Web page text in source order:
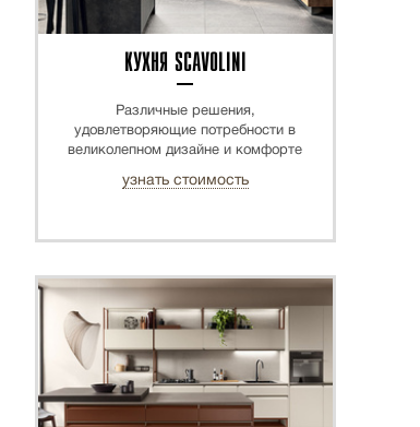
КУХНЯ SCAVOLINI
Различные решения,
удовлетворяющие потребности в
великолепном дизайне и комфорте
узнать стоимость